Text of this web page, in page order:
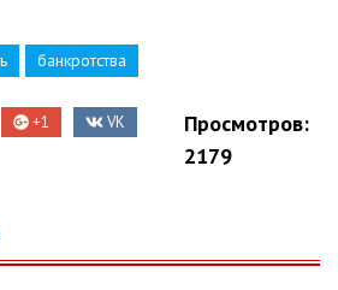
банкротства
+1 VK
Просмотров:
2179